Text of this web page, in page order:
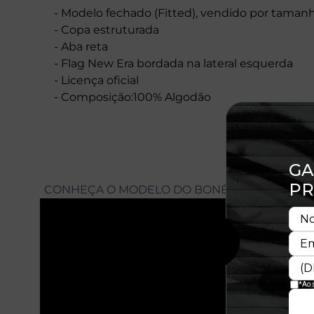
- Modelo fechado (Fitted), vendido por
- Copa estruturada
- Aba reta
- Flag New Era bordada na lateral esquerda
- Licença oficial
- Composição:100% Algodão
CONHEÇA O MODELO DO BONÉ